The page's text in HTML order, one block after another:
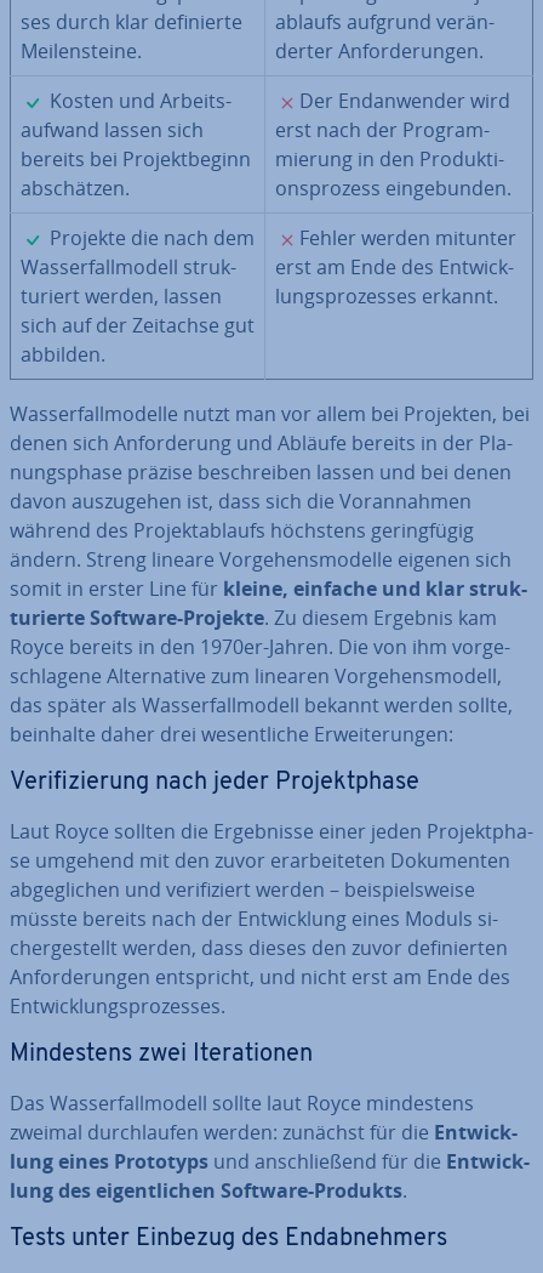
ses durch klar de­fi­nier­te
Mei­len­stei­ne.
ab­laufs aufgrund ver­än­
der­ter An­for­de­run­gen.
✓
Kosten und Ar­beits­
auf­wand lassen sich
bereits bei Pro­jekt­be­ginn
ab­schät­zen.
✗
Der End­an­wen­der wird
erst nach der Pro­gram­
mie­rung in den Pro­duk­ti­
ons­pro­zess ein­ge­bun­den.
✓
Projekte die nach dem
Was­ser­fall­mo­dell struk­
tu­riert werden, lassen
sich auf der Zeitachse gut
abbilden.
✗
Fehler werden mitunter
erst am Ende des Ent­wick­
lungs­pro­zes­ses erkannt.
Was­ser­fall­mo­del­le nutzt man vor allem bei Projekten, bei
denen sich An­for­de­rung und Abläufe bereits in der Pla­
nungs­pha­se präzise be­schrei­ben lassen und bei denen
davon aus­zu­ge­hen ist, dass sich die Vor­an­nah­men
während des Pro­jekt­ab­laufs höchstens ge­ring­fü­gig
ändern. Streng lineare Vor­ge­hens­mo­del­le eigenen sich
somit in erster Line für kleine, einfache und klar struk­
tu­rier­te Software-Projekte. Zu diesem Ergebnis kam
Royce bereits in den 1970er-Jahren. Die von ihm vor­ge­
schla­ge­ne Al­ter­na­ti­ve zum linearen Vor­ge­hens­mo­dell,
das später als Was­ser­fall­mo­dell bekannt werden sollte,
beinhalte daher drei we­sent­li­che Er­wei­te­run­gen:
Ve­ri­fi­zie­rung nach jeder Pro­jekt­pha­se
Laut Royce sollten die Er­geb­nis­se einer jeden Pro­jekt­pha­
se umgehend mit den zuvor er­ar­bei­te­ten Do­ku­men­ten
ab­ge­gli­chen und ve­ri­fi­ziert werden – bei­spiels­wei­se
müsste bereits nach der Ent­wick­lung eines Moduls si­
cher­ge­stellt werden, dass dieses den zuvor de­fi­nier­ten
An­for­de­run­gen ent­spricht, und nicht erst am Ende des
Ent­wick­lungs­pro­zes­ses.
Min­des­tens zwei Ite­ra­tio­nen
Das Was­ser­fall­mo­dell sollte laut Royce min­des­tens
zweimal durch­lau­fen werden: zunächst für die Ent­wick­
lung eines Prototyps und an­schlie­ßend für die Ent­wick­
lung des ei­gent­li­chen Software-Produkts.
Tests unter Einbezug des End­ab­neh­mers